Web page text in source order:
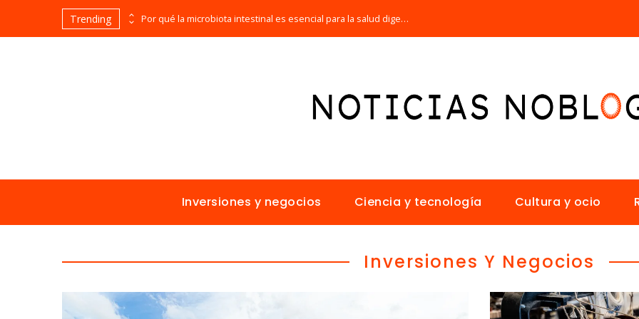
Trending Las 15 misiones espaciales fundamentales en la historia de la humanidad Por qué la microbiota intestinal es esencial para la salud digestiva
Inversiones y negocios Ciencia y tecnología Cultura y ocio
Inversiones Y Negocios